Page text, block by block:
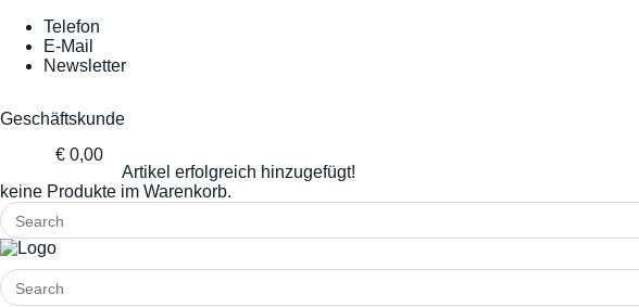
Telefon
E-Mail
Newsletter
Geschäftskunde
€ 0,00
Artikel erfolgreich hinzugefügt!
keine Produkte im Warenkorb.